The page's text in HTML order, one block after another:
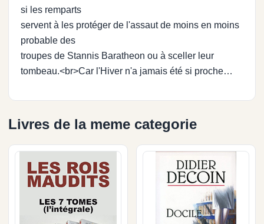
si les remparts
servent à les protéger de l'assaut de moins en moins
probable des
troupes de Stannis Baratheon ou à sceller leur
tombeau.<br>Car l'Hiver n'a jamais été si proche…
Livres de la meme categorie